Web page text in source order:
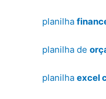
planilha
planilha de
planilha excel